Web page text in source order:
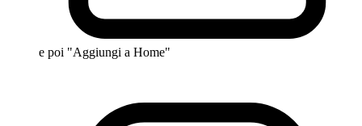
e poi "Aggiungi a Home"